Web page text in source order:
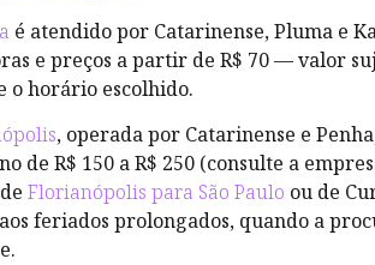
é atendido por Catarinense, Pluma e
e preços a partir de R$ 70 — valor
o horário escolhido.
, operada por Catarinense e
de R$ 150 a R$ 250 (consulte a
Florianópolis para São Paulo ou de
feriados prolongados, quando a